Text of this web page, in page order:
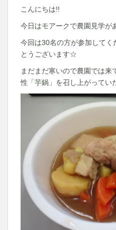
こんにちは!!
今日はモアークで農園見学が
今回は30名の方が参加して
とうございます☆
まだまだ寒いので農園では
性「芋鍋」を召し上がってい